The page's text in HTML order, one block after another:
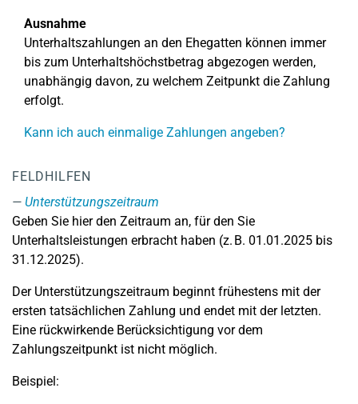
Ausnahme
Unterhaltszahlungen an den Ehegatten können immer
bis zum Unterhaltshöchstbetrag abgezogen werden,
unabhängig davon, zu welchem Zeitpunkt die Zahlung
erfolgt.
Kann ich auch einmalige Zahlungen angeben?
FELDHILFEN
Unterstützungszeitraum
Geben Sie hier den Zeitraum an, für den Sie
Unterhaltsleistungen erbracht haben (z. B. 01.01.2025 bis
31.12.2025).
Der Unterstützungszeitraum beginnt frühestens mit der
ersten tatsächlichen Zahlung und endet mit der letzten.
Eine rückwirkende Berücksichtigung vor dem
Zahlungszeitpunkt ist nicht möglich.
Beispiel: